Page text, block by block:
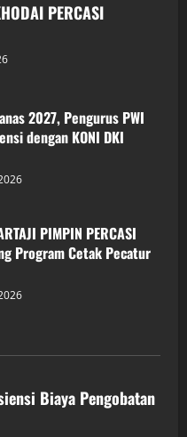
PERCASI
2027, Pengurus PWI
dengan KONI DKI
PIMPIN PERCASI
Program Cetak Pecatur
Biaya Pengobatan